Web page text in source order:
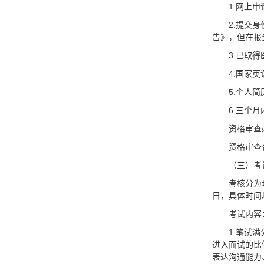
1.网上申
2.提交身
告》，但在
3.已取得
4.国家英
5.个人简
6.三个月
资格审查
资格审查
（三）
考核分为
日，具体时
考试内容
1.笔试满
进入面试的
表达沟通能